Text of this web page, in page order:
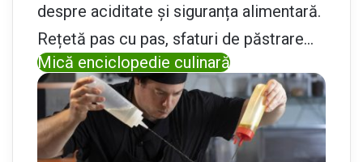
despre aciditate și siguranța alimentară.
Rețetă pas cu pas, sfaturi de păstrare…
Mică enciclopedie culinară